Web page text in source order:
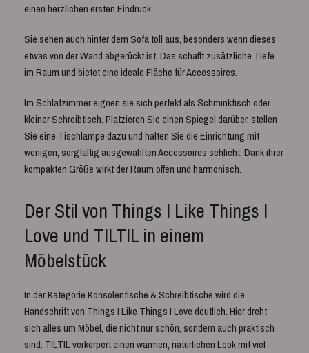
einen herzlichen ersten Eindruck.
Sie sehen auch hinter dem Sofa toll aus, besonders wenn dieses
etwas von der Wand abgerückt ist. Das schafft zusätzliche Tiefe
im Raum und bietet eine ideale Fläche für Accessoires.
Im Schlafzimmer eignen sie sich perfekt als Schminktisch oder
kleiner Schreibtisch. Platzieren Sie einen Spiegel darüber, stellen
Sie eine Tischlampe dazu und halten Sie die Einrichtung mit
wenigen, sorgfältig ausgewählten Accessoires schlicht. Dank ihrer
kompakten Größe wirkt der Raum offen und harmonisch.
Der Stil von Things I Like Things I
Love und TILTIL in einem
Möbelstück
In der Kategorie Konsolentische & Schreibtische wird die
Handschrift von Things I Like Things I Love deutlich. Hier dreht
sich alles um Möbel, die nicht nur schön, sondern auch praktisch
sind. TILTIL verkörpert einen warmen, natürlichen Look mit viel